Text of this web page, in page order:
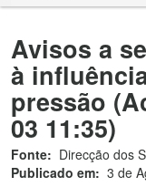
Avisos a
à
pressão
03 11:35)
Fonte: Direcção dos
Publicado em: 3 de